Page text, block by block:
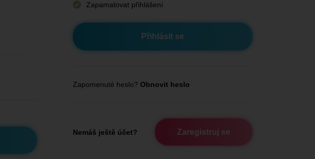
Zapamatovat přihlášení
Zapomenuté heslo? Obnovit heslo
Nemáš ještě účet? Zaregistruj se